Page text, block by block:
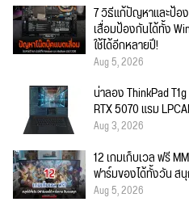
7 วิธีแก้ปัญหาและป้อ
เสื่อมป้องกันได้ทั้ง
ใช้ได้อีกหลายปี!
Aug 5, 2026
น่าลอง ThinkPad
RTX 5070 แรม
Aug 3, 2026
12 เกมเก็บเวล ฟรี
ฟาร์มของได้ทั้งวัน ส
Aug 5, 2026